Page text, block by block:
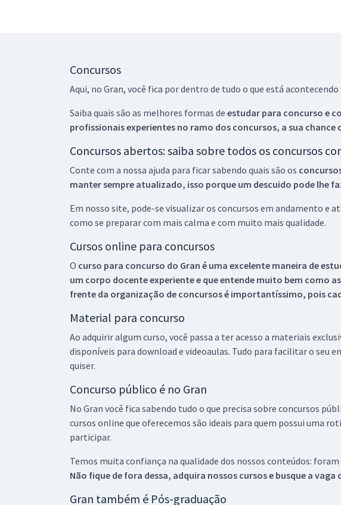
Concursos
Aqui, no Gran, você fica por dentro de tudo o que está
Saiba quais são as melhores formas de estudar para concurso e
profissionais experientes no ramo dos concursos, a sua chance
Concursos abertos: saiba sobre todos os concursos
Conte com a nossa ajuda para ficar sabendo quais são os
manter sempre atualizado, isso porque um descuido pode lhe
Em nosso site, pode-se visualizar os concursos em andamento e
como se preparar com mais calma e com muito mais qualidade.
Cursos online para concursos
O curso para concurso do Gran é uma excelente maneira de
um corpo docente experiente e que entende muito bem como
frente da organização de concursos é importantíssimo, pois
Material para concurso
Ao adquirir algum curso, você passa a ter acesso a materiais
disponíveis para download e videoaulas. Tudo para facilitar o seu
quiser.
Concurso público é no Gran
No Gran você fica sabendo tudo o que precisa sobre concursos
cursos online que oferecemos são ideais para quem possui uma
participar.
Temos muita confiança na qualidade dos nossos conteúdos:
Não fique de fora dessa, adquira nossos cursos e busque a
Gran também é Pós-graduação